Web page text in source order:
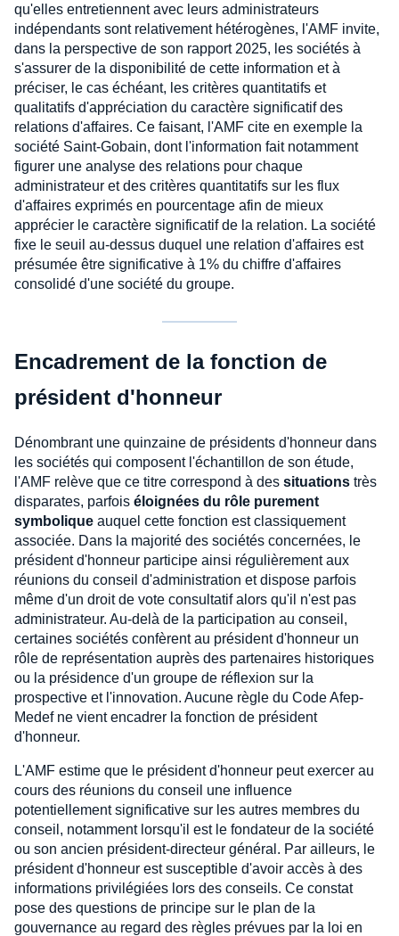
qu'elles entretiennent avec leurs administrateurs
indépendants sont relativement hétérogènes, l'AMF invite,
dans la perspective de son rapport 2025, les sociétés à
s'assurer de la disponibilité de cette information et à
préciser, le cas échéant, les critères quantitatifs et
qualitatifs d'appréciation du caractère significatif des
relations d'affaires. Ce faisant, l'AMF cite en exemple la
société Saint-Gobain, dont l'information fait notamment
figurer une analyse des relations pour chaque
administrateur et des critères quantitatifs sur les flux
d'affaires exprimés en pourcentage afin de mieux
apprécier le caractère significatif de la relation. La société
fixe le seuil au-dessus duquel une relation d'affaires est
présumée être significative à 1% du chiffre d'affaires
consolidé d'une société du groupe.
Encadrement de la fonction de
président d'honneur
Dénombrant une quinzaine de présidents d'honneur dans
les sociétés qui composent l'échantillon de son étude,
l'AMF relève que ce titre correspond à des situations très
disparates, parfois éloignées du rôle purement
symbolique auquel cette fonction est classiquement
associée. Dans la majorité des sociétés concernées, le
président d'honneur participe ainsi régulièrement aux
réunions du conseil d'administration et dispose parfois
même d'un droit de vote consultatif alors qu'il n'est pas
administrateur. Au-delà de la participation au conseil,
certaines sociétés confèrent au président d'honneur un
rôle de représentation auprès des partenaires historiques
ou la présidence d'un groupe de réflexion sur la
prospective et l'innovation. Aucune règle du Code Afep-
Medef ne vient encadrer la fonction de président
d'honneur.
L'AMF estime que le président d'honneur peut exercer au
cours des réunions du conseil une influence
potentiellement significative sur les autres membres du
conseil, notamment lorsqu'il est le fondateur de la société
ou son ancien président-directeur général. Par ailleurs, le
président d'honneur est susceptible d'avoir accès à des
informations privilégiées lors des conseils. Ce constat
pose des questions de principe sur le plan de la
gouvernance au regard des règles prévues par la loi en